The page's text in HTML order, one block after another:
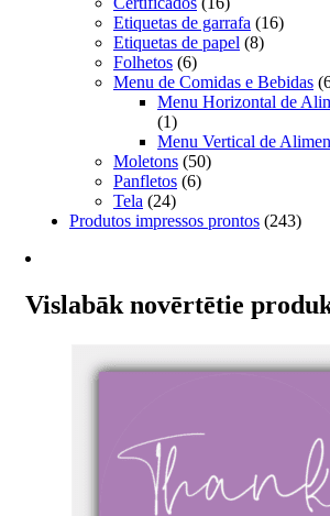
Etiquetas de garrafa (16)
Etiquetas de papel (8)
Folhetos (6)
Menu de Comidas e Bebidas
Menu Horizontal de
(1)
Menu Vertical de
Moletons (50)
Panfletos (6)
Tela (24)
Produtos impressos prontos (243)
Vislabāk novērtētie